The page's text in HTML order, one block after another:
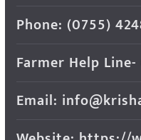
Phone: (0755)
Farmer Help Line-
Email: